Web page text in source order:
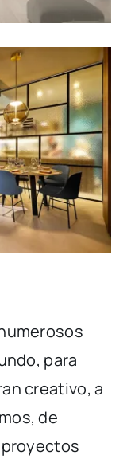
para
creativo, a
de